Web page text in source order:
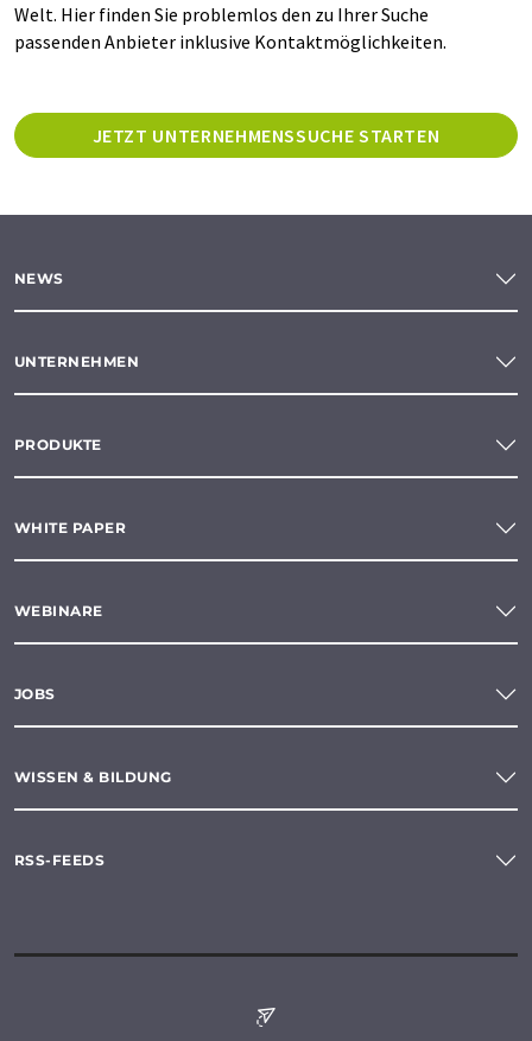
Welt. Hier finden Sie problemlos den zu Ihrer Suche
passenden Anbieter inklusive Kontaktmöglichkeiten.
JETZT UNTERNEHMENSSUCHE STARTEN
NEWS
UNTERNEHMEN
PRODUKTE
WHITE PAPER
WEBINARE
JOBS
WISSEN & BILDUNG
RSS-FEEDS